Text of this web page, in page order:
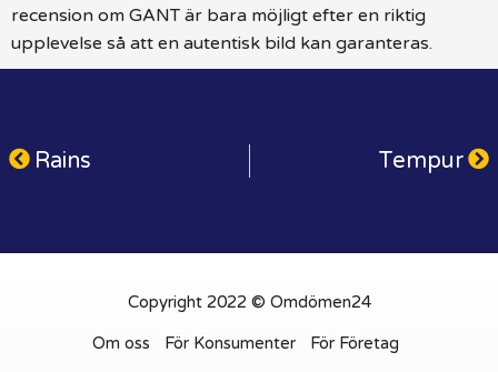
recension om GANT är bara möjligt efter en riktig
upplevelse så att en autentisk bild kan garanteras.
Rains Tempur
Copyright 2022 © Omdömen24
Om oss För Konsumenter
För Företag